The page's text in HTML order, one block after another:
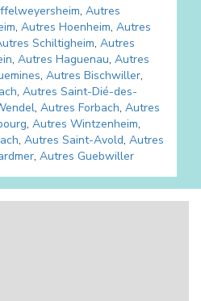
, Autres
, Autres Hoenheim, Autres
Schiltigheim, Autres
, Autres Haguenau, Autres
, Autres Bischwiller,
, Autres Saint-Dié-des-
, Autres Forbach, Autres
, Autres Wintzenheim,
, Autres Saint-Avold, Autres
, Autres Guebwiller